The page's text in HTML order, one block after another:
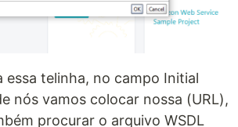
essa telinha, no campo Initial
nós vamos colocar nossa (URL),
procurar o arquivo WSDL